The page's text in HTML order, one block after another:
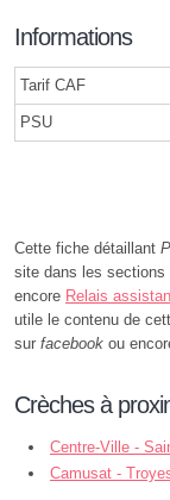
Informations
Tarif CAF
PSU
Cette fiche détaillant
site dans les sections
encore Relais
utile le contenu de
sur facebook ou
Crèches à
Centre-Ville -
VergersCamusat -